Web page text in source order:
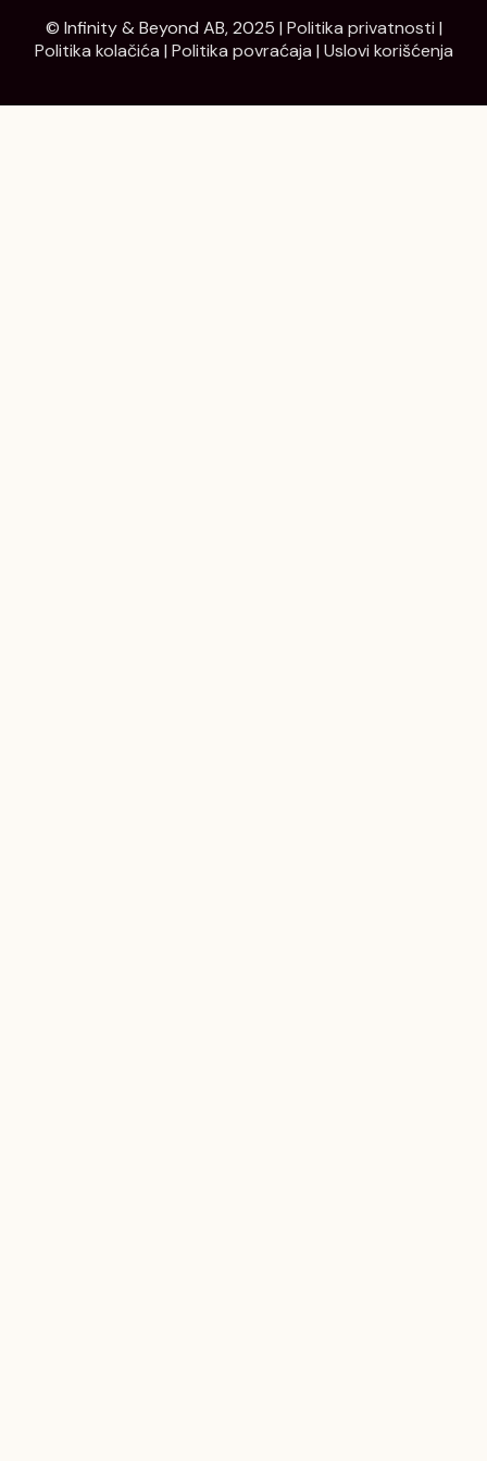
© Infinity & Beyond AB, 2025 | Politika privatnosti |
Politika kolačića | Politika povraćaja | Uslovi korišćenja